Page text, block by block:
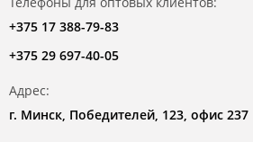
+375 17 388-79-83
+375 29 697-40-05
Адрес:
г. Минск, Победителей, 123, офис 237